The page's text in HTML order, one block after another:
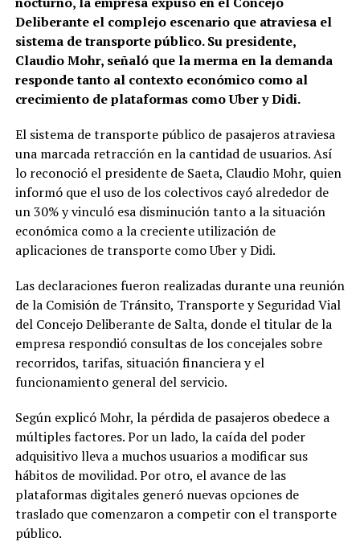
Deliberante el complejo escenario que atraviesa el
sistema de transporte público. Su presidente,
Claudio Mohr, señaló que la merma en la demanda
responde tanto al contexto económico como al
crecimiento de plataformas como Uber y Didi.
El sistema de transporte público de pasajeros atraviesa
una marcada retracción en la cantidad de usuarios. Así
lo reconoció el presidente de Saeta, Claudio Mohr, quien
informó que el uso de los colectivos cayó alrededor de
un 30% y vinculó esa disminución tanto a la situación
económica como a la creciente utilización de
aplicaciones de transporte como Uber y Didi.
Las declaraciones fueron realizadas durante una reunión
de la Comisión de Tránsito, Transporte y Seguridad Vial
del Concejo Deliberante de Salta, donde el titular de la
empresa respondió consultas de los concejales sobre
recorridos, tarifas, situación financiera y el
funcionamiento general del servicio.
Según explicó Mohr, la pérdida de pasajeros obedece a
múltiples factores. Por un lado, la caída del poder
adquisitivo lleva a muchos usuarios a modificar sus
hábitos de movilidad. Por otro, el avance de las
plataformas digitales generó nuevas opciones de
traslado que comenzaron a competir con el transporte
público.